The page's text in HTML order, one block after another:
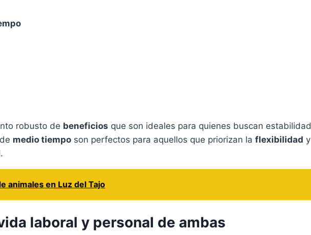
robusto de beneficios que son ideales para quienes buscan estabilidad
medio tiempo son perfectos para aquellos que priorizan la flexibilidad y
animales en Luz del Tajo
laboral y personal de ambas